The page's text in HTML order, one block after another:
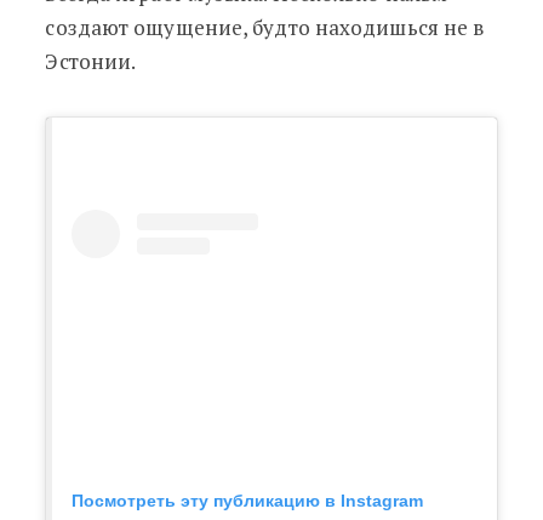
создают ощущение, будто находишься не в
Эстонии.
Посмотреть эту публикацию в Instagram